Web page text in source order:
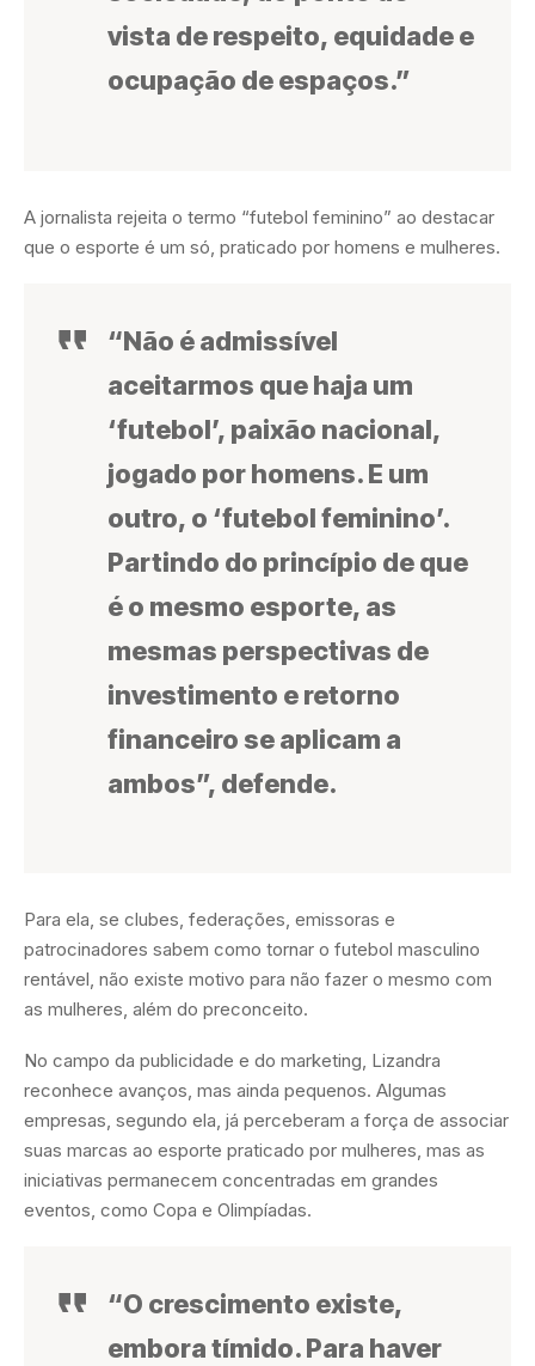
vista de respeito, equidade e
ocupação de espaços.”
A jornalista rejeita o termo “futebol feminino” ao destacar
que o esporte é um só, praticado por homens e mulheres.
“Não é admissível
aceitarmos que haja um
‘futebol’, paixão nacional,
jogado por homens. E um
outro, o ‘futebol feminino’.
Partindo do princípio de que
é o mesmo esporte, as
mesmas perspectivas de
investimento e retorno
financeiro se aplicam a
ambos”, defende.
Para ela, se clubes, federações, emissoras e
patrocinadores sabem como tornar o futebol masculino
rentável, não existe motivo para não fazer o mesmo com
as mulheres, além do preconceito.
No campo da publicidade e do marketing, Lizandra
reconhece avanços, mas ainda pequenos. Algumas
empresas, segundo ela, já perceberam a força de associar
suas marcas ao esporte praticado por mulheres, mas as
iniciativas permanecem concentradas em grandes
eventos, como Copa e Olimpíadas.
“O crescimento existe,
embora tímido. Para haver